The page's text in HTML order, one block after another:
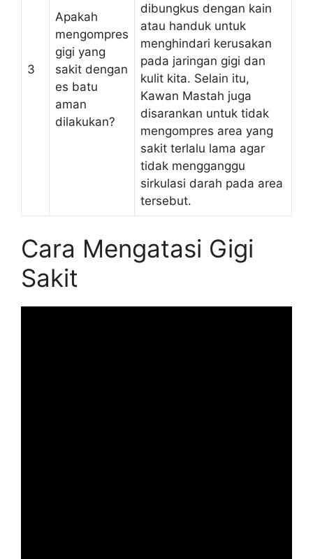
3
Apakah
mengompres
gigi yang
sakit dengan
es batu
aman
dilakukan?
dibungkus dengan kain
atau handuk untuk
menghindari kerusakan
pada jaringan gigi dan
kulit kita. Selain itu,
Kawan Mastah juga
disarankan untuk tidak
mengompres area yang
sakit terlalu lama agar
tidak mengganggu
sirkulasi darah pada area
tersebut.
Cara Mengatasi Gigi
Sakit